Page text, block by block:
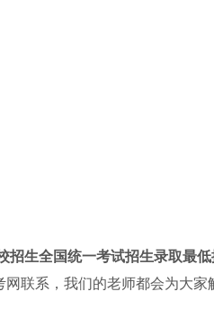
招生全国统一考试招生录取最
联系，我们的老师都会为大